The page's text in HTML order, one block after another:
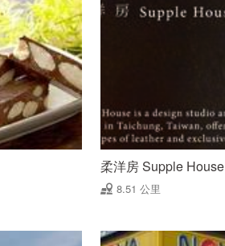
柔洋房 Supple House
8.51 公里